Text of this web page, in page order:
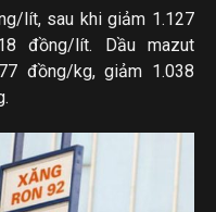
lít, sau khi giảm 1.127
đồng/lít. Dầu mazut
đồng/kg, giảm 1.038